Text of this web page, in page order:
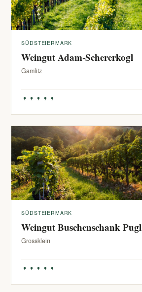
SÜDSTEIERMARK
Weingut Adam-Schererkogl
Gamlitz
SÜDSTEIERMARK
Weingut Buschenschank Pugl
Grossklein